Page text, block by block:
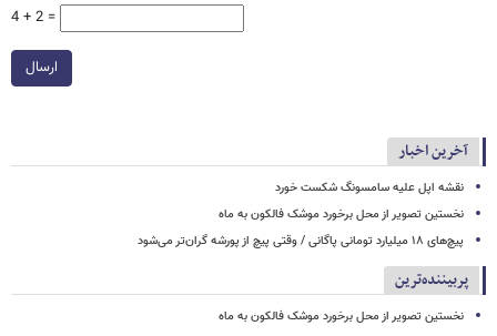
4 + 2 =
ارسال
آخرین اخبار
نقشه اپل علیه سامسونگ شکست خورد
نخستین تصویر از محل برخورد موشک فالکون به ماه
پیچ‌های ۱۸ میلیارد تومانی پاگانی / وقتی پیچ از پورشه گران‌تر می‌شود
پربیننده‌ترین
نخستین تصویر از محل برخورد موشک فالکون به ماه